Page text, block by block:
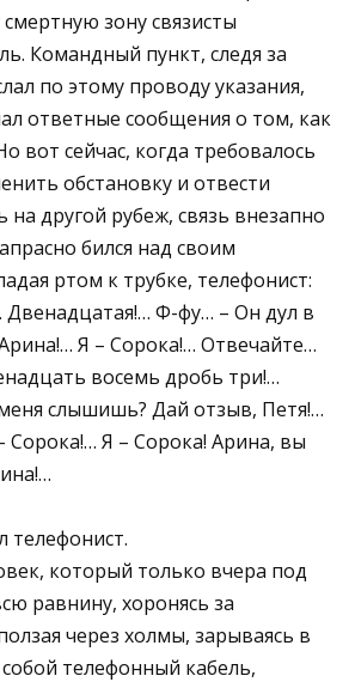
зону связисты
Командный пункт, следя за
по этому проводу указания,
ответные сообщения о том, как
вот сейчас, когда требовалось
обстановку и отвести
на другой рубеж, связь внезапно
бился над своим
ртом к трубке, телефонист:
Двенадцатая!… Ф-фу… – Он дул в
Я – Сорока!… Отвечайте…
восемь дробь три!…
слышишь? Дай отзыв, Петя!…
Сорока!… Я – Сорока! Арина, вы
телефонист.
который только вчера под
равнину, хоронясь за
через холмы, зарываясь в
телефонный кабель,